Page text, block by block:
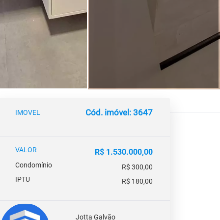
IMOVEL Cód. imóvel: 3647
VALOR R$ 1.530.000,00
Condomínio
R$ 300,00
IPTU
R$ 180,00
Jotta Galvão